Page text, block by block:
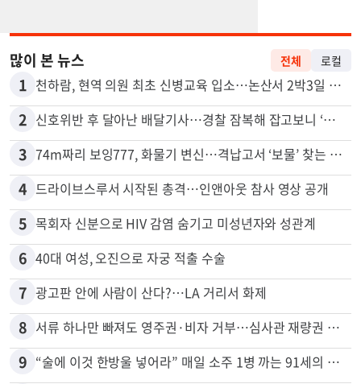
많이 본 뉴스 전체 로컬
1 천하람, 현역 의원 최초 신병교육 입소…논산서 2박3일 생활
2 신호위반 후 달아난 배달기사…경찰 잠복해 잡고보니 ‘반전’
3 74m짜리 보잉777, 화물기 변신…격납고서 ‘보물’ 찾는 인천공항
4 드라이브스루서 시작된 총격…인앤아웃 참사 영상 공개
5 목회자 신분으로 HIV 감염 숨기고 미성년자와 성관계
6 40대 여성, 오진으로 자궁 적출 수술
7 광고판 안에 사람이 산다?…LA 거리서 화제
8 서류 하나만 빠져도 영주권·비자 거부…심사관 재량권 대폭 확대
9 “술에 이것 한방울 넣어라” 매일 소주 1병 까는 91세의 철칙